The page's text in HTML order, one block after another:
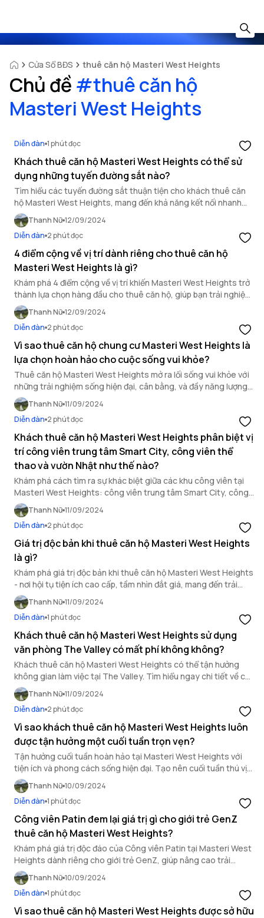
Cửa Sổ BĐS thuê căn hộ Masteri West Heights
Chủ đề #thuê căn hộ
Masteri West Heights
Diễn đàn 1 phút đọc
Khách thuê căn hộ Masteri West Heights có thể sử
dụng những tuyến đường sắt nào?
Tìm hiểu các tuyến đường sắt thuận tiện cho khách thuê căn
hộ Masteri West Heights, mang đến khả năng kết nối nhanh
chóng đến trung tâm và các khu vực lân cận.
Thanh Nữ 12/09/2024
Diễn đàn 2 phút đọc
4 điểm cộng về vị trí dành riêng cho thuê căn hộ
Masteri West Heights là gì?
Khám phá 4 điểm cộng về vị trí khiến Masteri West Heights trở
thành lựa chọn hàng đầu cho thuê căn hộ, giúp bạn trải nghiệm
không gian sống đẳng cấp.
Thanh Nữ 12/09/2024
Diễn đàn 2 phút đọc
Vì sao thuê căn hộ chung cư Masteri West Heights là
lựa chọn hoàn hảo cho cuộc sống vui khỏe?
Thuê căn hộ Masteri West Heights mở ra lối sống vui khỏe với
những trải nghiệm sống hiện đại, cân bằng, và đầy năng lượng
tại vị trí đắc địa của khu Tây Hà Nội.
Thanh Nữ 11/09/2024
Diễn đàn 2 phút đọc
Khách thuê căn hộ Masteri West Heights phân biệt vị
trí công viên trung tâm Smart City, công viên thể
thao và vườn Nhật như thế nào?
Khám phá cách tìm ra sự khác biệt giữa các khu công viên tại
Masteri West Heights: công viên trung tâm Smart City, công
viên thể thao và vườn Nhật.
Thanh Nữ 11/09/2024
Diễn đàn 2 phút đọc
Giá trị độc bản khi thuê căn hộ Masteri West Heights
là gì?
Khám phá giá trị độc bản khi thuê căn hộ Masteri West Heights
- nơi hội tụ tiện ích cao cấp, tầm nhìn đắt giá, mang đến trải
nghiệm sống thượng lưu tại Thủ đô.
Thanh Nữ 11/09/2024
Diễn đàn 1 phút đọc
Khách thuê căn hộ Masteri West Heights sử dụng
văn phòng The Valley có mất phí không không?
Khách thuê căn hộ Masteri West Heights có thể tận hưởng
không gian làm việc tại The Valley. Tìm hiểu ngay chi tiết về chi
phí sử dụng văn phòng hiện đại này.
Thanh Nữ 11/09/2024
Diễn đàn 2 phút đọc
Vì sao khách thuê căn hộ Masteri West Heights luôn
được tận hưởng một cuối tuần trọn vẹn?
Tận hưởng cuối tuần hoàn hảo tại Masteri West Heights với
tiện ích và phong cách sống hiện đại. Tạo nên cuối tuần thú vị
và đáng nhớ cho khách thuê căn hộ.
Thanh Nữ 10/09/2024
Diễn đàn 1 phút đọc
Công viên Patin đem lại giá trị gì cho giới trẻ GenZ
thuê căn hộ Masteri West Heights?
Khám phá giá trị độc đáo của Công viên Patin tại Masteri West
Heights dành riêng cho giới trẻ GenZ, giúp nâng cao trải
nghiệm sống năng động tại đây.
Thanh Nữ 10/09/2024
Diễn đàn 1 phút đọc
Vì sao thuê căn hộ Masteri West Heights được sở hữu